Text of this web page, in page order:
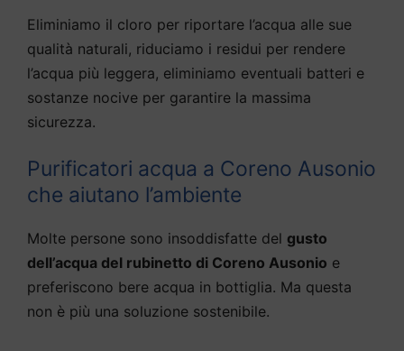
Eliminiamo il cloro per riportare l’acqua alle sue
qualità naturali, riduciamo i residui per rendere
l’acqua più leggera, eliminiamo eventuali batteri e
sostanze nocive per garantire la massima
sicurezza.
Purificatori acqua a Coreno Ausonio
che aiutano l’ambiente
Molte persone sono insoddisfatte del gusto
dell’acqua del rubinetto di Coreno Ausonio e
preferiscono bere acqua in bottiglia. Ma questa
non è più una soluzione sostenibile.